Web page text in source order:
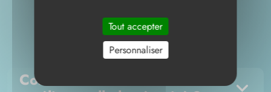
FAQ
Comment l'automatisation
Tout accepter
Personnaliser